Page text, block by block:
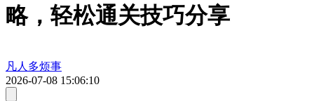
略，轻松通关技巧分享
凡人多烦事
2026-07-08 15:06:10